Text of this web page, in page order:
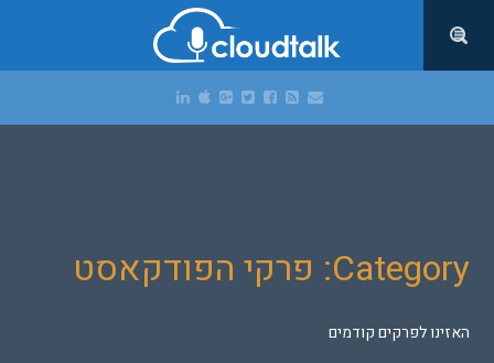
Category: פרקי הפודקאסט
האזינו לפרקים קודמים